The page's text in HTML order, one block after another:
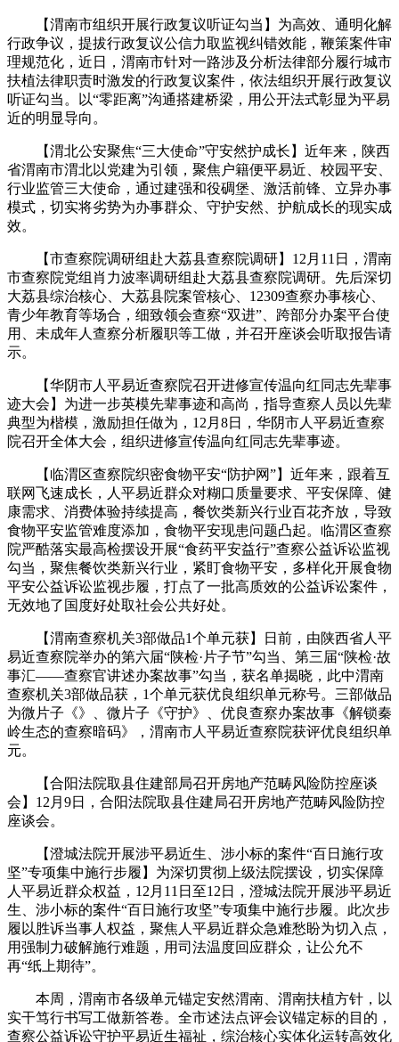
【渭南市组织开展行政复议听证勾当】为高效、通明化解
行政争议，提拔行政复议公信力取监视纠错效能，鞭策案件审
理规范化，近日，渭南市针对一路涉及分析法律部分履行城市
扶植法律职责时激发的行政复议案件，依法组织开展行政复议
听证勾当。以“零距离”沟通搭建桥梁，用公开法式彰显为平易
近的明显导向。
【渭北公安聚焦“三大使命”守安然护成长】近年来，陕西
省渭南市渭北以党建为引领，聚焦户籍便平易近、校园平安、
行业监管三大使命，通过建强和役碉堡、激活前锋、立异办事
模式，切实将劣势为办事群众、守护安然、护航成长的现实成
效。
【市查察院调研组赴大荔县查察院调研】12月11日，渭南
市查察院党组肖力波率调研组赴大荔县查察院调研。先后深切
大荔县综治核心、大荔县院案管核心、12309查察办事核心、
青少年教育等场合，细致领会查察“双进”、跨部分办案平台使
用、未成年人查察分析履职等工做，并召开座谈会听取报告请
示。
【华阴市人平易近查察院召开进修宣传温向红同志先辈事
迹大会】为进一步英模先辈事迹和高尚，指导查察人员以先辈
典型为楷模，激励担任做为，12月8日，华阴市人平易近查察
院召开全体大会，组织进修宣传温向红同志先辈事迹。
【临渭区查察院织密食物平安“防护网”】近年来，跟着互
联网飞速成长，人平易近群众对糊口质量要求、平安保障、健
康需求、消费体验持续提高，餐饮类新兴行业百花齐放，导致
食物平安监管难度添加，食物平安现患问题凸起。临渭区查察
院严酷落实最高检摆设开展“食药平安益行”查察公益诉讼监视
勾当，聚焦餐饮类新兴行业，紧盯食物平安，多样化开展食物
平安公益诉讼监视步履，打点了一批高质效的公益诉讼案件，
无效地了国度好处取社会公共好处。
【渭南查察机关3部做品1个单元获】日前，由陕西省人平
易近查察院举办的第六届“陕检·片子节”勾当、第三届“陕检·故
事汇——查察官讲述办案故事”勾当，获名单揭晓，此中渭南
查察机关3部做品获，1个单元获优良组织单元称号。三部做品
为微片子《》、微片子《守护》、优良查察办案故事《解锁秦
岭生态的查察暗码》，渭南市人平易近查察院获评优良组织单
元。
【合阳法院取县住建部局召开房地产范畴风险防控座谈
会】12月9日，合阳法院取县住建局召开房地产范畴风险防控
座谈会。
【澄城法院开展涉平易近生、涉小标的案件“百日施行攻
坚”专项集中施行步履】为深切贯彻上级法院摆设，切实保障
人平易近群众权益，12月11日至12日，澄城法院开展涉平易近
生、涉小标的案件“百日施行攻坚”专项集中施行步履。此次步
履以胜诉当事人权益，聚焦人平易近群众急难愁盼为切入点，
用强制力破解施行难题，用司法温度回应群众，让公允不
再“纸上期待”。
本周，渭南市各级单元锚定安然渭南、渭南扶植方针，以
实干笃行书写工做新答卷。全市述法点评会议锚定标的目的，
查察公益诉讼守护平易近生福祉，综治核心实体化运转高效化